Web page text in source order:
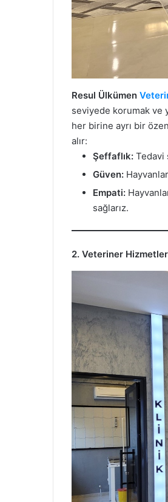
Resul Ülkümen
seviyede korumak ve
her birine ayrı bir
alır:
Şeffaflık: Tedavi
Güven:
Empati:
sağlarız.
2. Veteriner